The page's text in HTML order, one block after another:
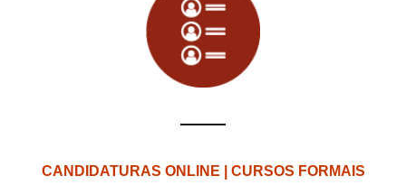
CANDIDATURAS ONLINE | CURSOS FORMAIS